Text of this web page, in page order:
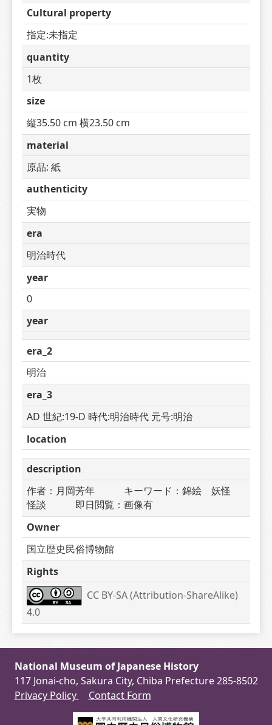
Cultural property
指定:未指定
quantity
1枚
size
縦35.50 cm 横23.50 cm
material
原品: 紙
authenticity
実物
era
明治時代
year
0
year
era_2
明治
era_3
AD 世紀:19-D 時代:明治時代 元号:明治
location
description
作者：月岡芳年　　　キーワード：錦絵　妖怪
怪談　　　即日閲覧：画像有
Owner
国立歴史民俗博物館
Rights
CC BY-SA (Attribution-ShareAlike)
4.0
National Museum of Japanese History
117 Jonai-cho, Sakura City, Chiba Prefecture 285-8502
Privacy Policy
Contact Form